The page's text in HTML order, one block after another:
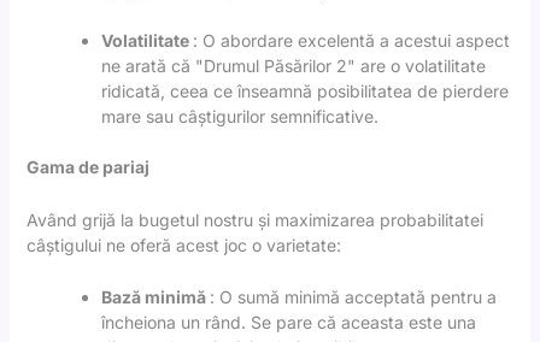
Volatilitate : O abordare excelentă a acestui aspect
ne arată că "Drumul Păsărilor 2" are o volatilitate
ridicată, ceea ce înseamnă posibilitatea de pierdere
mare sau câștigurilor semnificative.
Gama de pariaj
Având grijă la bugetul nostru și maximizarea probabilitatei
câștigului ne oferă acest joc o varietate:
Bază minimă : O sumă minimă acceptată pentru a
încheiona un rând. Se pare că aceasta este una